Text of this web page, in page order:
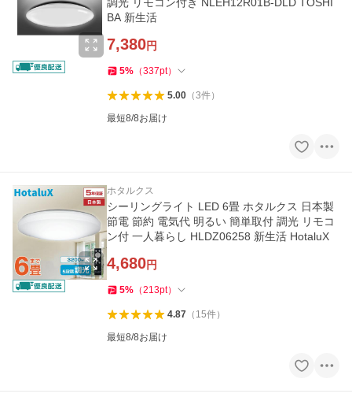
BA 新生活
7,380円
5% （337pt）
5.00（3件）
最短8/8お届け
ホタルクス
シーリングライト LED 6畳 ホタルクス 日本製
節電 節約 電気代 明るい 簡単取付 調光 リモコ
ン付 一人暮らし HLDZ06258 新生活 HotaluX
4,680円
5% （213pt）
4.87（ 15件）
最短8/8お届け